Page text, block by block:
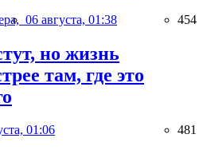
06 августа, 01:38 454
но жизнь
там, где это
01:06 481